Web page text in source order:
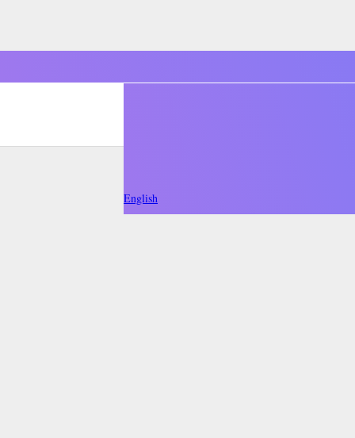
English